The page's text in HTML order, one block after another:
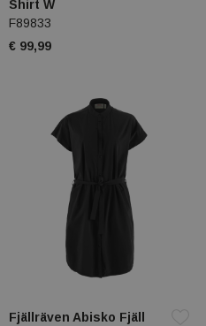
Shirt W
F89833
€ 99,99
Fjällräven Abisko Fjäll